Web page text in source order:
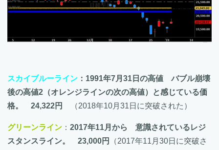
スカイブルーライン ：1991年7月31日の高値 バブル崩壊
後の高値2（オレンジラインの次の高値）と感じている価
格。 24,322円
（2018年10月31日に突破された）
グリーンライン ： 2017年11月から 意識されているレジ
スタンスライン。 23,000円
（2017年11月30日に突破さ